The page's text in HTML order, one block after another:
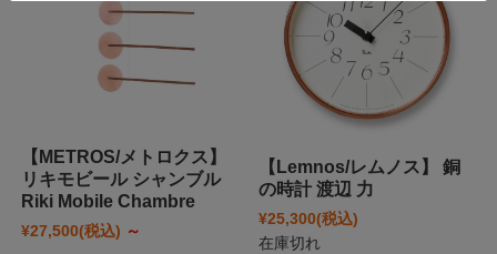
【METROS/メトロクス】
リキモビール シャンブル
Riki Mobile Chambre
¥27,500(税込) ～
【Lemnos/レムノス】 銅
の時計 渡辺 力
¥25,300(税込)
在庫切れ